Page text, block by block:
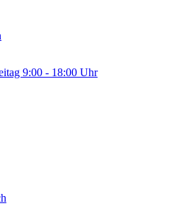
9:00 - 18:00 Uhr